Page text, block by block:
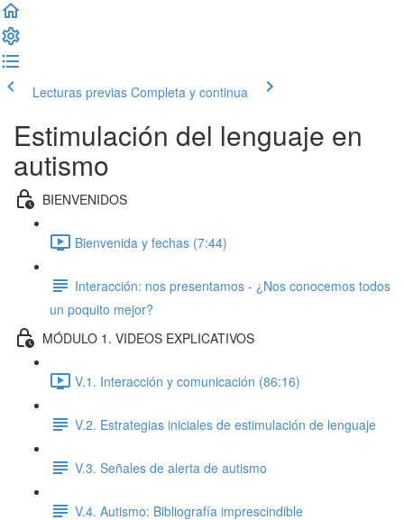
Lecturas previas Completa y continua
Estimulación del lenguaje en
autismo
BIENVENIDOS
Bienvenida y fechas (7:44)
Interacción: nos presentamos - ¿Nos conocemos todos
un poquito mejor?
MÓDULO 1. VIDEOS EXPLICATIVOS
V.1. Interacción y comunicación (86:16)
V.2. Estrategias iniciales de estimulación de lenguaje
V.3. Señales de alerta de autismo
V.4. Autismo: Bibliografía imprescindible